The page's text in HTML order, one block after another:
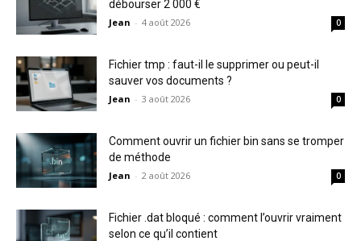
débourser 2 000 €
Jean - 4 août 2026 0
Fichier tmp : faut-il le supprimer ou peut-il
sauver vos documents ?
Jean - 3 août 2026 0
Comment ouvrir un fichier bin sans se tromper
de méthode
Jean - 2 août 2026 0
Fichier .dat bloqué : comment l’ouvrir vraiment
selon ce qu’il contient